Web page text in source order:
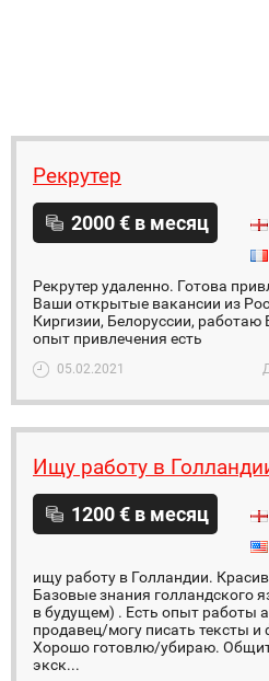
Рекрутер
2000 € в месяц
Рекрутер удаленно. Готова
Ваши открытые вакансии из
Киргизии, Белоруссии, работаю
опыт привлечения есть
05.02.2021
Ищу работу в
1200 € в месяц
ищу работу в Голландии.
Базовые знания голландского
в будущем) . Есть опыт работы
продавец/могу писать тексты
Хорошо готовлю/убираю.
экск...